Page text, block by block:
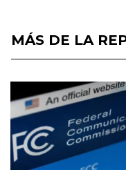
MÁS DE LA